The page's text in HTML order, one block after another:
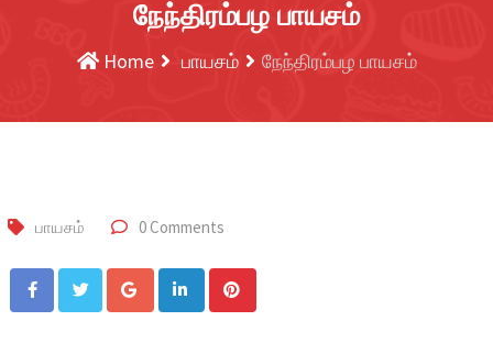
நேந்திரம்பழ பாயசம்
Home பாயசம் நேந்திரம்பழ பாயசம்
பாயசம் 0 Comments